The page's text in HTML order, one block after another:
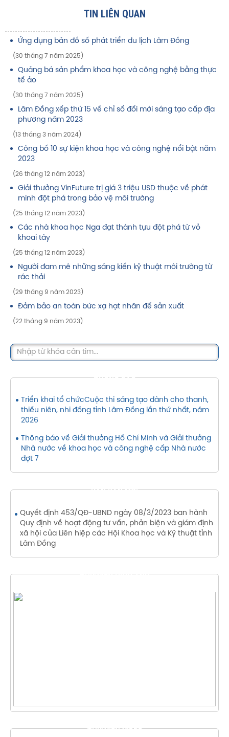
TIN LIÊN QUAN
Ứng dụng bản đồ số phát triển du lịch Lâm Đồng
(30 tháng 7 năm 2025)
Quảng bá sản phẩm khoa học và công nghệ bằng thực
tế ảo
(30 tháng 7 năm 2025)
Lâm Đồng xếp thứ 15 về chỉ số đổi mới sáng tạo cấp địa
phương năm 2023
(13 tháng 3 năm 2024)
Công bố 10 sự kiện khoa học và công nghệ nổi bật năm
2023
(26 tháng 12 năm 2023)
Giải thưởng VinFuture trị giá 3 triệu USD thuộc về phát
minh đột phá trong bảo vệ môi trường
(25 tháng 12 năm 2023)
Các nhà khoa học Nga đạt thành tựu đột phá từ vỏ
khoai tây
(25 tháng 12 năm 2023)
Người đam mê những sáng kiến kỹ thuật môi trường từ
rác thải
(29 tháng 9 năm 2023)
Đảm bảo an toàn bức xạ hạt nhân để sản xuất
(22 tháng 9 năm 2023)
THÔNG BÁO
Triển khai tổ chứcCuộc thi sáng tạo dành cho thanh,
thiếu niên, nhi đồng tỉnh Lâm Đồng lần thứ nhất, năm
2026
Thông báo về Giải thưởng Hồ Chí Minh và Giải thưởng
Nhà nước về khoa học và công nghệ cấp Nhà nước
đợt 7
VĂN BẢN MỚI
Quyết định 453/QĐ-UBND ngày 08/3/2023 ban hành
Quy định về hoạt động tư vấn, phản biện và giám định
xã hội của Liên hiệp các Hội Khoa học và Kỹ thuật tỉnh
Lâm Đồng
THƯ VIỆN HÌNH ẢNH
THƯ VIỆN VIDEO